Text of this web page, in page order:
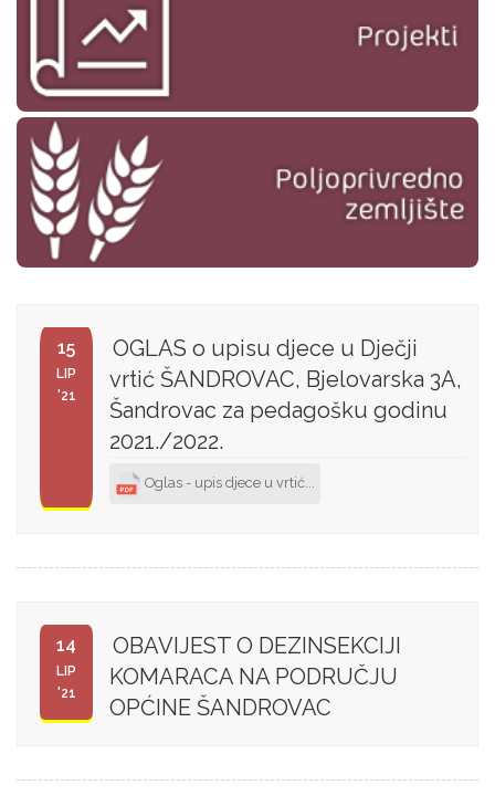
15
LIP
'21
OGLAS o upisu djece u Dječji
vrtić ŠANDROVAC, Bjelovarska 3A,
Šandrovac za pedagošku godinu
2021./2022.
Oglas - upis djece u vrtić...
14
LIP
'21
OBAVIJEST O DEZINSEKCIJI
KOMARACA NA PODRUČJU
OPĆINE ŠANDROVAC